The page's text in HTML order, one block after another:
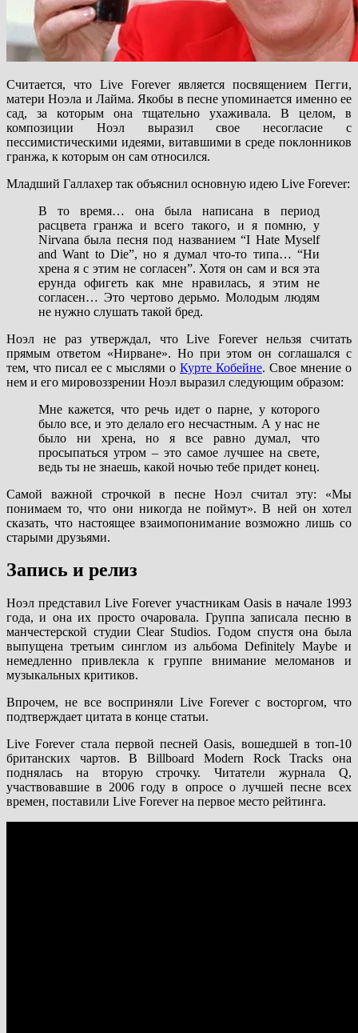
Считается, что Live Forever является посвящением Пегги,
матери Ноэла и Лайма. Якобы в песне упоминается именно ее
сад, за которым она тщательно ухаживала. В целом, в
композиции Ноэл выразил свое несогласие с
пессимистическими идеями, витавшими в среде поклонников
гранжа, к которым он сам относился.
Младший Галлахер так объяснил основную идею Live Forever:
В то время… она была написана в период
расцвета гранжа и всего такого, и я помню, у
Nirvana была песня под названием “I Hate Myself
and Want to Die”, но я думал что-то типа… “Ни
хрена я с этим не согласен”. Хотя он сам и вся эта
ерунда офигеть как мне нравилась, я этим не
согласен… Это чертово дерьмо. Молодым людям
не нужно слушать такой бред.
Ноэл не раз утверждал, что Live Forever нельзя считать
прямым ответом «Нирване». Но при этом он соглашался с
тем, что писал ее с мыслями о Курте Кобейне. Свое мнение о
нем и его мировоззрении Ноэл выразил следующим образом:
Мне кажется, что речь идет о парне, у которого
было все, и это делало его несчастным. А у нас не
было ни хрена, но я все равно думал, что
просыпаться утром – это самое лучшее на свете,
ведь ты не знаешь, какой ночью тебе придет конец.
Самой важной строчкой в песне Ноэл считал эту: «Мы
понимаем то, что они никогда не поймут». В ней он хотел
сказать, что настоящее взаимопонимание возможно лишь со
старыми друзьями.
Запись и релиз
Ноэл представил Live Forever участникам Oasis в начале 1993
года, и она их просто очаровала. Группа записала песню в
манчестерской студии Clear Studios. Годом спустя она была
выпущена третьим синглом из альбома Definitely Maybe и
немедленно привлекла к группе внимание меломанов и
музыкальных критиков.
Впрочем, не все восприняли Live Forever с восторгом, что
подтверждает цитата в конце статьи.
Live Forever стала первой песней Oasis, вошедшей в топ-10
британских чартов. В Billboard Modern Rock Tracks она
поднялась на вторую строчку. Читатели журнала Q,
участвовавшие в 2006 году в опросе о лучшей песне всех
времен, поставили Live Forever на первое место рейтинга.